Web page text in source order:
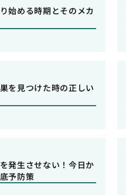
始める時期とそのメカ
を見つけた時の正しい
発生させない！今日か
予防策